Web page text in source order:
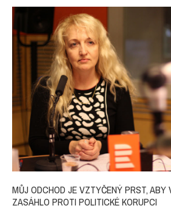
MŮJ ODCHOD JE VZTYČENÝ PRST, ABY
ZASÁHLO PROTI POLITICKÉ KORUPCI